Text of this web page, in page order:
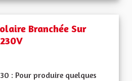
Branchée Sur
: Pour produire quelques